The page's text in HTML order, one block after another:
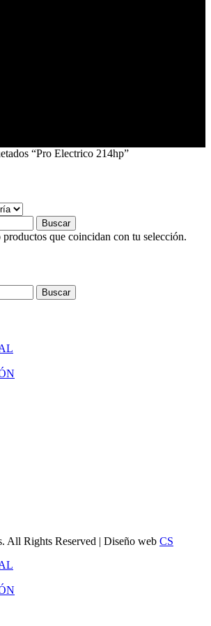
“Pro Electrico 214hp”
Buscar
que coincidan con tu selección.
Buscar
All Rights Reserved | Diseño web CS